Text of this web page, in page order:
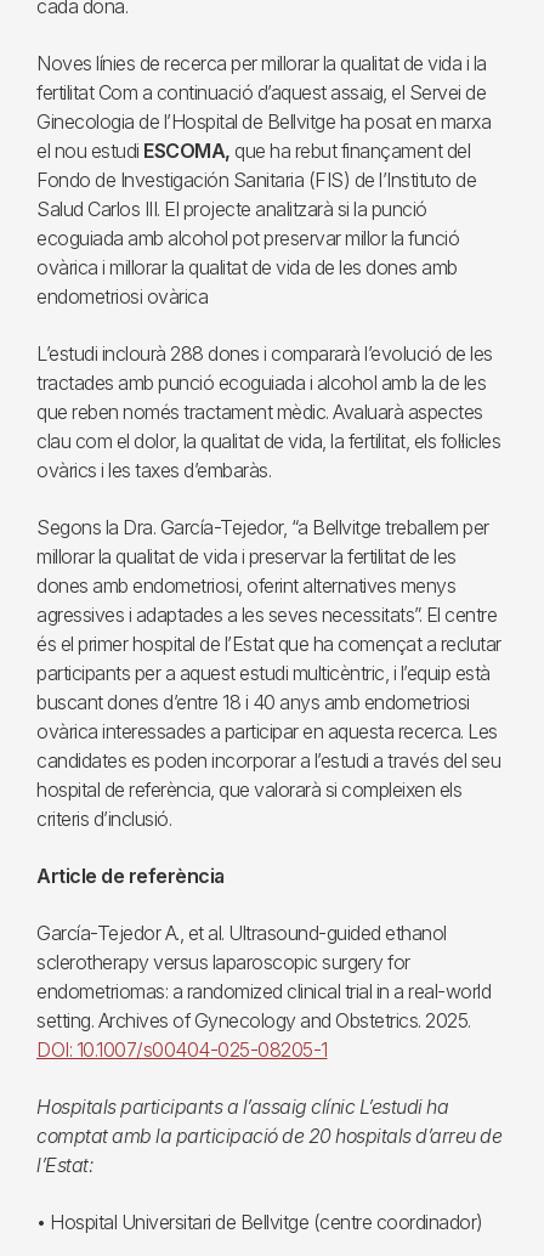
cada dona.
Noves línies de recerca per millorar la qualitat de vida i la
fertilitat Com a continuació d’aquest assaig, el Servei de
Ginecologia de l’Hospital de Bellvitge ha posat en marxa
el nou estudi ESCOMA, que ha rebut finançament del
Fondo de Investigación Sanitaria (FIS) de l’Instituto de
Salud Carlos III. El projecte analitzarà si la punció
ecoguiada amb alcohol pot preservar millor la funció
ovàrica i millorar la qualitat de vida de les dones amb
endometriosi ovàrica
L’estudi inclourà 288 dones i compararà l’evolució de les
tractades amb punció ecoguiada i alcohol amb la de les
que reben només tractament mèdic. Avaluarà aspectes
clau com el dolor, la qualitat de vida, la fertilitat, els fol·licles
ovàrics i les taxes d’embaràs.
Segons la Dra. García-Tejedor, “a Bellvitge treballem per
millorar la qualitat de vida i preservar la fertilitat de les
dones amb endometriosi, oferint alternatives menys
agressives i adaptades a les seves necessitats”. El centre
és el primer hospital de l’Estat que ha començat a reclutar
participants per a aquest estudi multicèntric, i l’equip està
buscant dones d’entre 18 i 40 anys amb endometriosi
ovàrica interessades a participar en aquesta recerca. Les
candidates es poden incorporar a l’estudi a través del seu
hospital de referència, que valorarà si compleixen els
criteris d’inclusió.
Article de referència
García-Tejedor A., et al. Ultrasound-guided ethanol
sclerotherapy versus laparoscopic surgery for
endometriomas: a randomized clinical trial in a real-world
setting. Archives of Gynecology and Obstetrics. 2025.
DOI: 10.1007/s00404-025-08205-1
Hospitals participants a l’assaig clínic L’estudi ha
comptat amb la participació de 20 hospitals d’arreu de
l’Estat:
• Hospital Universitari de Bellvitge (centre coordinador)